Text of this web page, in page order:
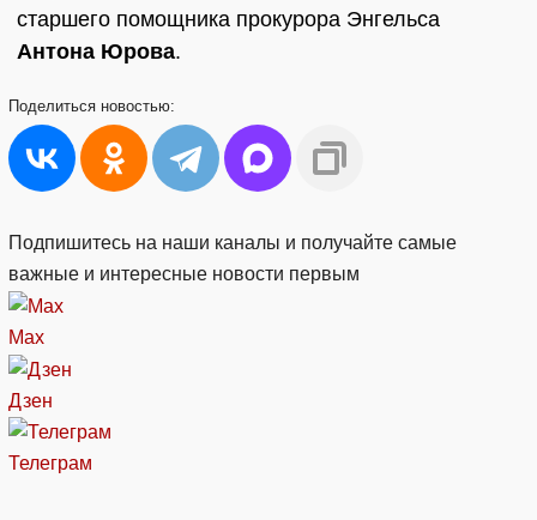
старшего помощника прокурора Энгельса
Антона Юрова.
Поделиться новостью:
Подпишитесь на наши каналы и получайте самые
важные и интересные новости первым
Max
Дзен
Телеграм